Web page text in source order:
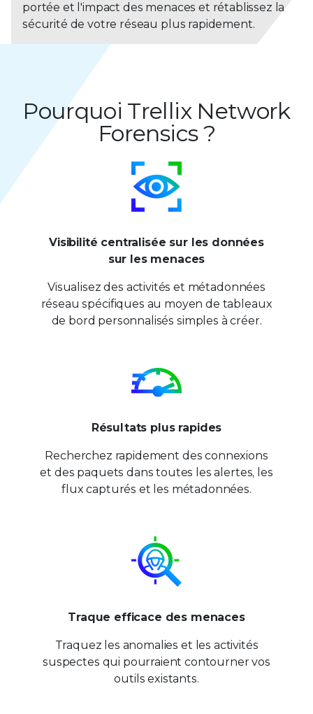
portée et l'impact des menaces et rétablissez la
sécurité de votre réseau plus rapidement.
Pourquoi Trellix Network
Forensics ?
Visibilité centralisée sur les données
sur les menaces
Visualisez des activités et métadonnées
réseau spécifiques au moyen de tableaux
de bord personnalisés simples à créer.
Résultats plus rapides
Recherchez rapidement des connexions
et des paquets dans toutes les alertes, les
flux capturés et les métadonnées.
Traque efficace des menaces
Traquez les anomalies et les activités
suspectes qui pourraient contourner vos
outils existants.